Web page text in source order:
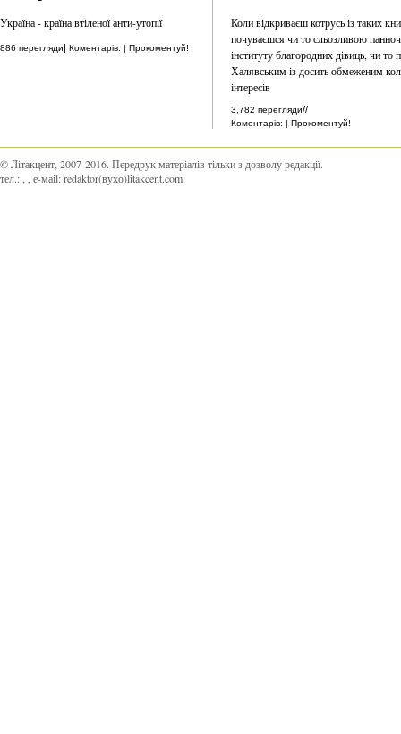
Україна - країна втіленої анти-утопії
886 перегляди| Коментарів: | Прокоментуй!
Коли відкриваєш котрусь із таких
почуваєшся чи то сльозливою
інституту благородних дівиць, чи то
Халявським із досить обмеженим
інтересів
3,782 перегляди//
Коментарів: | Прокоментуй!
© Літакцент, 2007-2016. Передрук матеріалів тільки з дозволу редакції.
тел.:
, е-маіl:redaktor(вухо)litakcent.com